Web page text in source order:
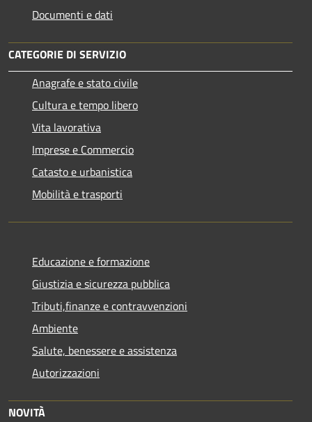
Documenti e dati
CATEGORIE DI SERVIZIO
Anagrafe e stato civile
Cultura e tempo libero
Vita lavorativa
Imprese e Commercio
Catasto e urbanistica
Mobilità e trasporti
Educazione e formazione
Giustizia e sicurezza pubblica
Tributi,finanze e contravvenzioni
Ambiente
Salute, benessere e assistenza
Autorizzazioni
NOVITÀ